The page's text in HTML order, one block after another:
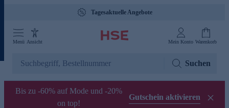
Gebührenfreie Hotline 0800 29 888 88
Tagesaktuelle Angebote
Menü Ansicht Mein Konto Warenkorb
Suchen
Bis zu -60% auf Mode und -20%
on top!
Gutschein aktivieren